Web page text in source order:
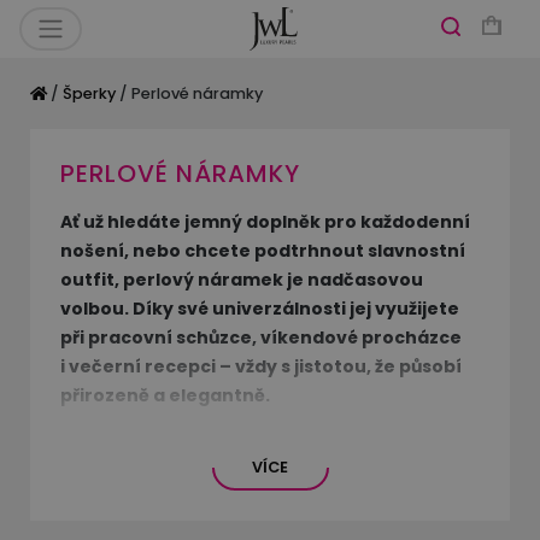
/ Šperky / Perlové náramky
PERLOVÉ NÁRAMKY
Ať už hledáte jemný doplněk pro každodenní
nošení, nebo chcete podtrhnout slavnostní
outfit, perlový náramek je nadčasovou
volbou. Díky své univerzálnosti jej využijete
při pracovní schůzce, víkendové procházce
i večerní recepci – vždy s jistotou, že působí
přirozeně a elegantně.
náramky ze sladkovodních i mořských perel,
VÍCE